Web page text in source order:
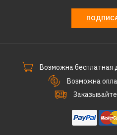
Возможна бесплатная
Возможна